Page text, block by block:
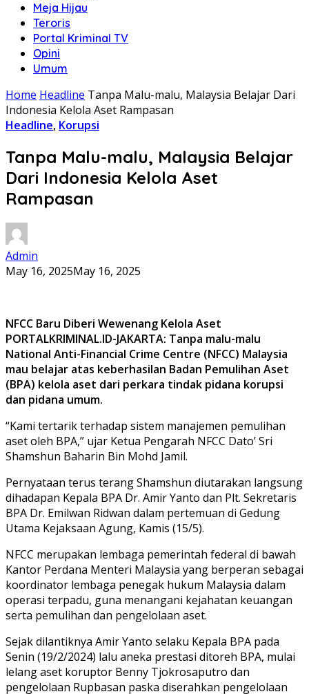
Meja Hijau
Teroris
Portal Kriminal TV
Opini
Umum
Home Headline Tanpa Malu-malu, Malaysia Belajar Dari
Indonesia Kelola Aset Rampasan
Headline, Korupsi
Tanpa Malu-malu, Malaysia Belajar
Dari Indonesia Kelola Aset
Rampasan
Admin
May 16, 2025May 16, 2025
NFCC Baru Diberi Wewenang Kelola Aset
PORTALKRIMINAL.ID-JAKARTA: Tanpa malu-malu
National Anti-Financial Crime Centre (NFCC) Malaysia
mau belajar atas keberhasilan Badan Pemulihan Aset
(BPA) kelola aset dari perkara tindak pidana korupsi
dan pidana umum.
“Kami tertarik terhadap sistem manajemen pemulihan
aset oleh BPA,” ujar Ketua Pengarah NFCC Dato’ Sri
Shamshun Baharin Bin Mohd Jamil.
Pernyataan terus terang Shamshun diutarakan langsung
dihadapan Kepala BPA Dr. Amir Yanto dan Plt. Sekretaris
BPA Dr. Emilwan Ridwan dalam pertemuan di Gedung
Utama Kejaksaan Agung, Kamis (15/5).
NFCC merupakan lembaga pemerintah federal di bawah
Kantor Perdana Menteri Malaysia yang berperan sebagai
koordinator lembaga penegak hukum Malaysia dalam
operasi terpadu, guna menangani kejahatan keuangan
serta pemulihan dan pengelolaan aset.
Sejak dilantiknya Amir Yanto selaku Kepala BPA pada
Senin (19/2/2024) lalu aneka prestasi ditoreh BPA, mulai
lelang aset koruptor Benny Tjokrosaputro dan
pengelolaan Rupbasan paska diserahkan pengelolaan